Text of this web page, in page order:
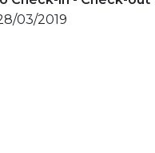
03/2019